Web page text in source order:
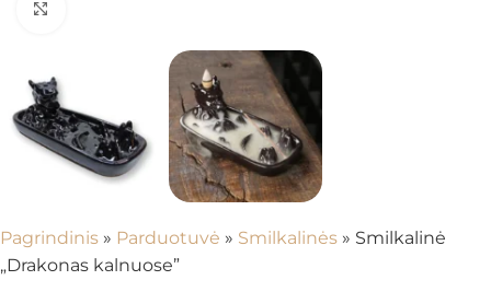
Pagrindinis » Parduotuvė » Smilkalinės » Smilkalinė
„Drakonas kalnuose”